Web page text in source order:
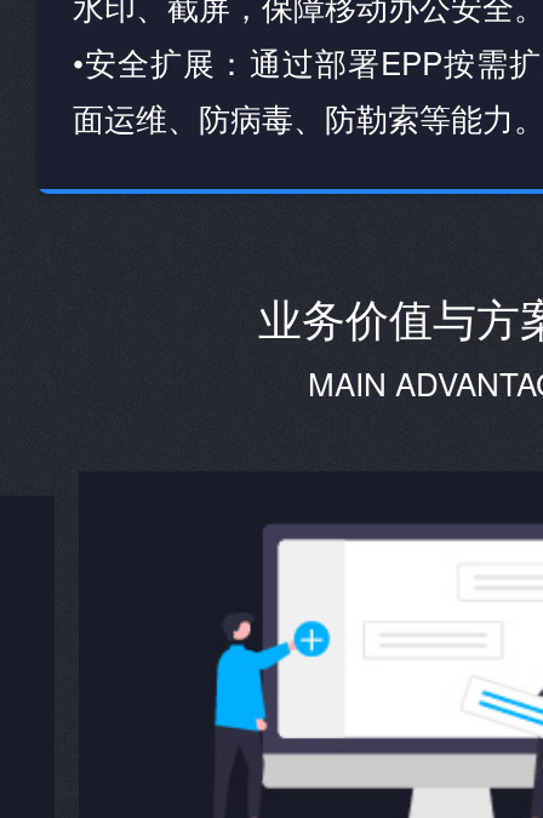
•安全扩展：通过部署EPP按需
面运维、防病毒、防勒索等能力
业务价值与方
MAIN